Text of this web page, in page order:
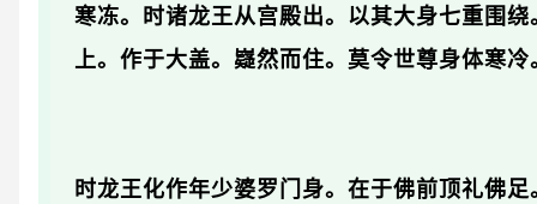
寒冻。 时诸龙王从宫殿出。以其大身七重围
上。作于大盖。嶷然而住。莫令世尊身体寒
时龙王化作年少婆罗门身。在于佛前顶礼佛